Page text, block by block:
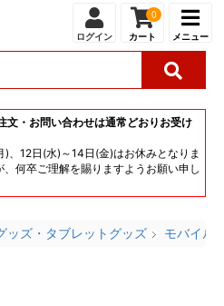
ログイン
0
カート メニュー
文・お問い合わせは通常どおりお受け
、12日(水)～14日(金)はお休みとなりま
何卒ご理解を賜りますようお願い申し
ッズ・タブレットグッズ モバイル